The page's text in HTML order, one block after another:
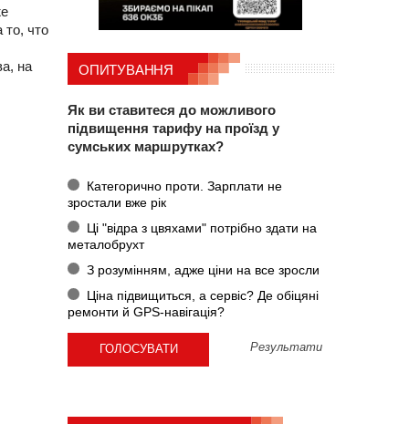
то, что
на ОПИТУВАННЯ
Як ви ставитеся до можливого
підвищення тарифу на проїзд у
сумських маршрутках?
Категорично проти. Зарплати не
зростали вже рік
Ці "відра з цвяхами" потрібно здати на
металобрухт
З розумінням, адже ціни на все зросли
Ціна підвищиться, а сервіс? Де обіцяні
ремонти й GPS-навігація?
Результати